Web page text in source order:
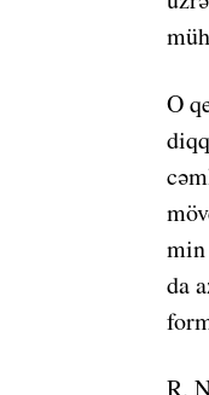
O
min
da